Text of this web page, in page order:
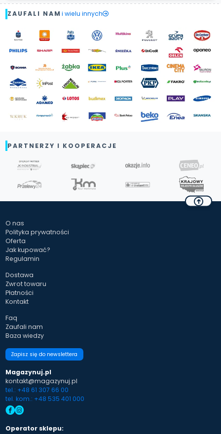
ZAUFALI NAM i wielu innych
PARTNERZY I KOOPERACJE
O nas
Polityka prywatności
Oferta
Jak kupować?
Regulamin
Dostawa
Zwrot towaru
Płatności
Kontakt
Faq
Zaufali nam
Baza wiedzy
Zapisz się do newslettera
Magazynuj.pl
kontakt@magazynuj.pl
tel.: +48 61 307 66 00
tel. kom.: +48 535 401 000
Operator sklepu: